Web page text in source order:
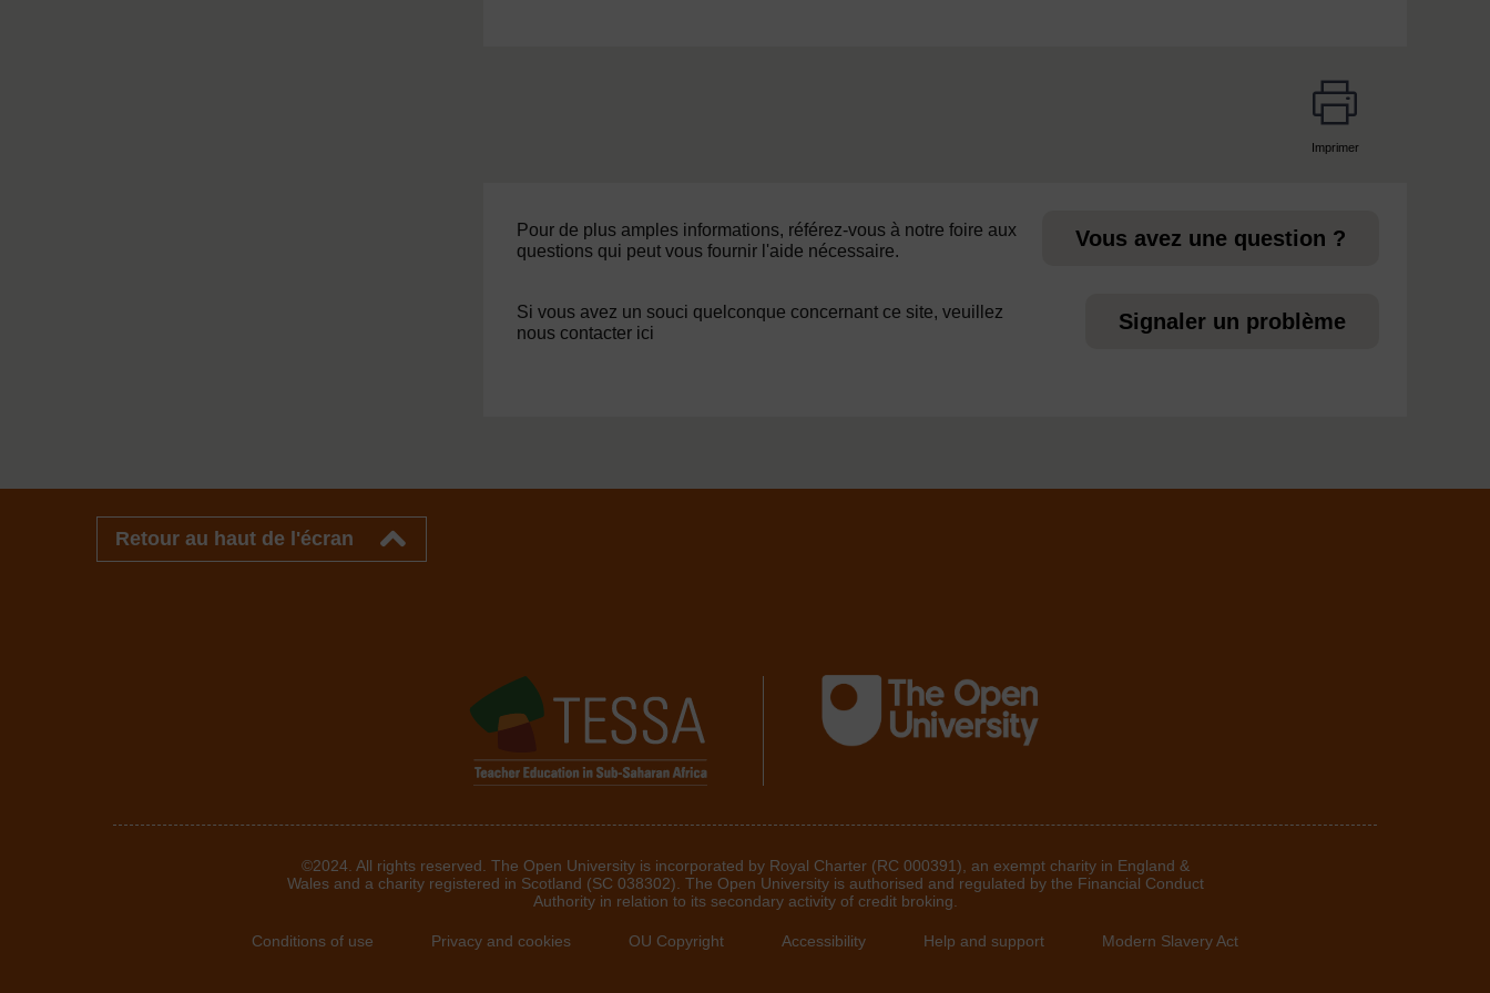
Imprimer
Pour de plus amples informations, référez-vous à notre foire aux
questions qui peut vous fournir l'aide nécessaire.
Vous avez une question ?
Si vous avez un souci quelconque concernant ce site, veuillez
nous contacter ici
Signaler un problème
Retour au haut de l'écran
©2024. All rights reserved. The Open University is incorporated by Royal Charter (RC 000391), an exempt charity in England &
Wales and a charity registered in Scotland (SC 038302). The Open University is authorised and regulated by the Financial Conduct
Authority in relation to its secondary activity of credit broking.
Conditions of use Privacy and cookies OU Copyright Accessibility Help and support Modern Slavery Act